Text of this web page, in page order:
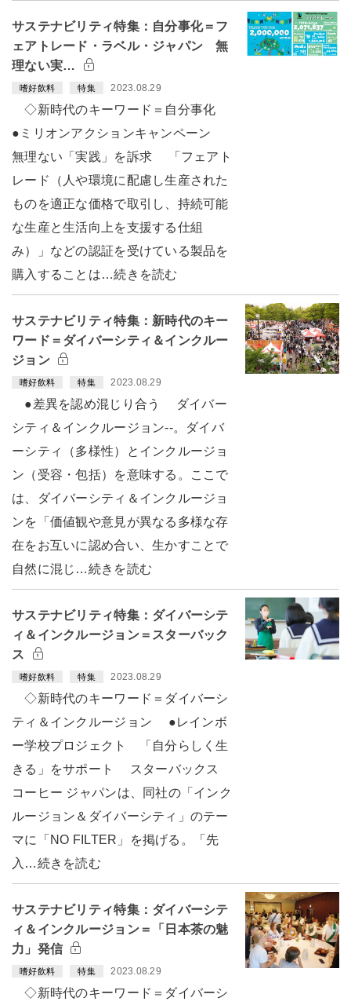
サステナビリティ特集：自分事化＝フ
ェアトレード・ラベル・ジャパン 無
理ない実…
嗜好飲料 特集 2023.08.29
◇新時代のキーワード＝自分事化
●ミリオンアクションキャンペーン
無理ない「実践」を訴求 「フェアト
レード（人や環境に配慮し生産された
ものを適正な価格で取引し、持続可能
な生産と生活向上を支援する仕組
み）」などの認証を受けている製品を
購入することは…続きを読む
サステナビリティ特集：新時代のキー
ワード＝ダイバーシティ＆インクルー
ジョン
嗜好飲料 特集 2023.08.29
●差異を認め混じり合う ダイバー
シティ＆インクルージョン--。ダイバ
ーシティ（多様性）とインクルージョ
ン（受容・包括）を意味する。ここで
は、ダイバーシティ＆インクルージョ
ンを「価値観や意見が異なる多様な存
在をお互いに認め合い、生かすことで
自然に混じ…続きを読む
サステナビリティ特集：ダイバーシテ
ィ＆インクルージョン＝スターバック
ス
嗜好飲料 特集 2023.08.29
◇新時代のキーワード＝ダイバーシ
ティ＆インクルージョン ●レインボ
ー学校プロジェクト 「自分らしく生
きる」をサポート スターバックス
コーヒー ジャパンは、同社の「インク
ルージョン＆ダイバーシティ」のテー
マに「NO FILTER」を掲げる。「先
入…続きを読む
サステナビリティ特集：ダイバーシテ
ィ＆インクルージョン＝「日本茶の魅
力」発信
嗜好飲料 特集 2023.08.29
◇新時代のキーワード＝ダイバーシ